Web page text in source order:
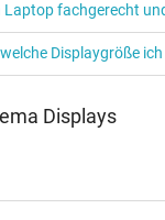
Laptop fachgerecht
Displaygröße
Displays